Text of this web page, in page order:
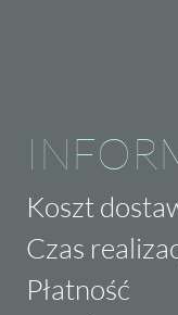
Koszt
Czas
Płatność